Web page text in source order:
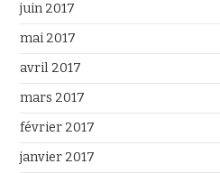
juin 2017
mai 2017
avril 2017
mars 2017
février 2017
janvier 2017